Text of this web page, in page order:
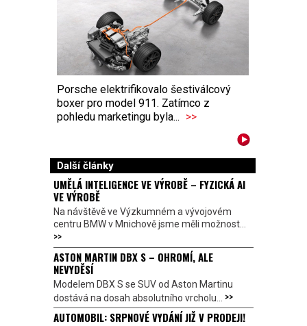
Porsche elektrifikovalo šestiválcový
boxer pro model 911. Zatímco z
pohledu marketingu byla... >>
Další články
UMĚLÁ INTELIGENCE VE VÝROBĚ – FYZICKÁ AI
VE VÝROBĚ
Na návštěvě ve Výzkumném a vývojovém
centru BMW v Mnichově jsme měli možnost...
>>
ASTON MARTIN DBX S – OHROMÍ, ALE
NEVYDĚSÍ
Modelem DBX S se SUV od Aston Martinu
dostává na dosah absolutního vrcholu... >>
AUTOMOBIL: SRPNOVÉ VYDÁNÍ JIŽ V PRODEJI!